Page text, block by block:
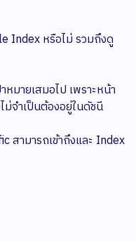
Index หรือไม่ รวมถึงดู
มายเสมอไป เพราะหน้า
จำเป็นต้องอยู่ในดัชนี
สามารถเข้าถึงและ Index